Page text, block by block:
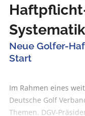
Systematik
Neue Golfer-
Start
Im Rahmen eines
Deutsche Golf
Themen. DGV-